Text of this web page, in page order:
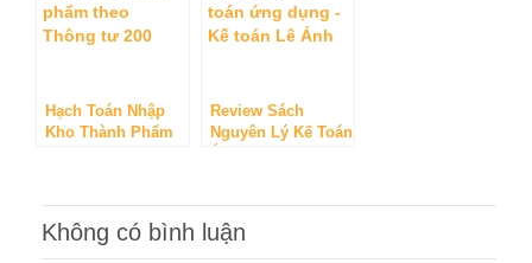
công ty con
Hạch Toán Nhập
Kho Thành Phẩm
Review Sách
Nguyên Lý Kế Toán
Không có bình luận